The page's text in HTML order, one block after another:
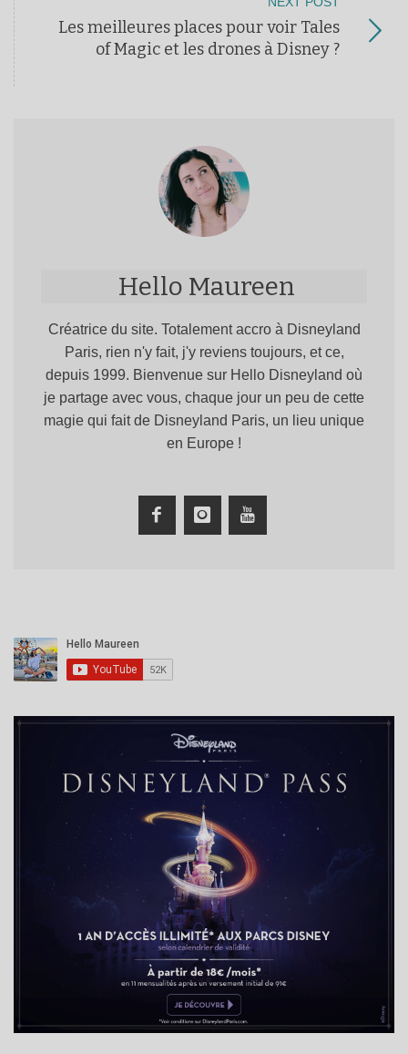
Les meilleures places pour voir Tales
of Magic et les drones à Disney ?
Hello Maureen
Créatrice du site. Totalement accro à Disneyland
Paris, rien n'y fait, j'y reviens toujours, et ce,
depuis 1999. Bienvenue sur Hello Disneyland où
je partage avec vous, chaque jour un peu de cette
magie qui fait de Disneyland Paris, un lieu unique
en Europe !